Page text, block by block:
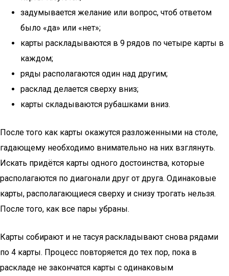
задумывается желание или вопрос, чтоб ответом
было «да» или «нет»;
карты раскладываются в 9 рядов по четыре карты в
каждом;
ряды располагаются один над другим;
расклад делается сверху вниз;
карты складываются рубашками вниз.
После того как карты окажутся разложенными на столе,
гадающему необходимо внимательно на них взглянуть.
Искать придётся карты одного достоинства, которые
располагаются по диагонали друг от друга. Одинаковые
карты, располагающиеся сверху и снизу трогать нельзя.
После того, как все пары убраны.
Карты собирают и не тасуя раскладывают снова рядами
по 4 карты. Процесс повторяется до тех пор, пока в
раскладе не закончатся карты с одинаковым